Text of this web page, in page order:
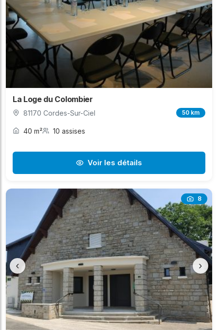
La Loge du Colombier
81170 Cordes-Sur-Ciel 50 km
40 m² 10 assises
Voir les détails
8
‹ ›